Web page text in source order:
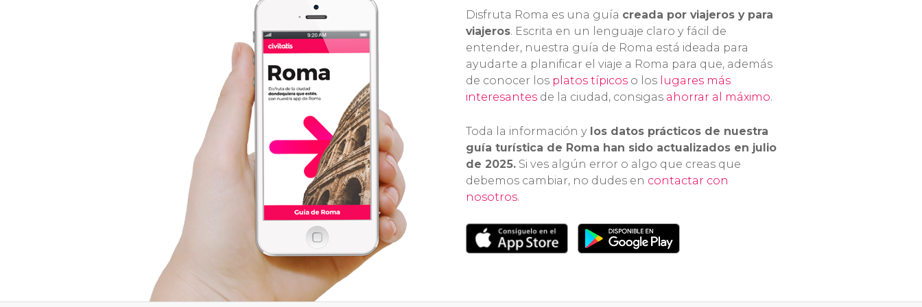
Disfruta Roma es una guía creada por viajeros y para
viajeros. Escrita en un lenguaje claro y fácil de
entender, nuestra guía de Roma está ideada para
ayudarte a planificar el viaje a Roma para que, además
de conocer los platos típicos o los lugares más
interesantes de la ciudad, consigas ahorrar al máximo.
Toda la información y los datos prácticos de nuestra
guía turística de Roma han sido actualizados en julio
de 2025. Si ves algún error o algo que creas que
debemos cambiar, no dudes en contactar con
nosotros.